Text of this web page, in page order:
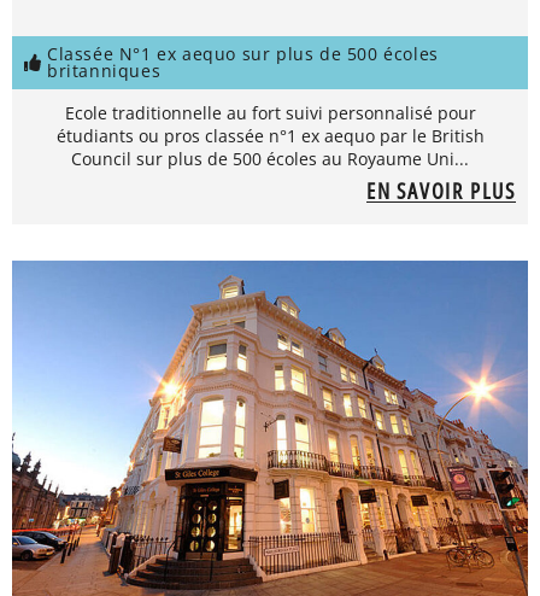
Classée N°1 ex aequo sur plus de 500 écoles
britanniques
Ecole traditionnelle au fort suivi personnalisé pour
étudiants ou pros classée n°1 ex aequo par le British
Council sur plus de 500 écoles au Royaume Uni...
EN SAVOIR PLUS